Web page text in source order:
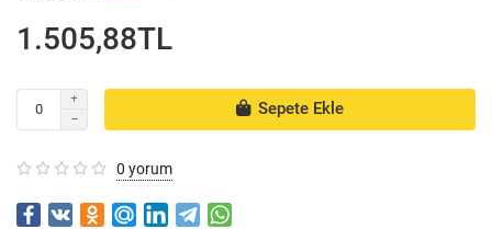
1.505,88TL
Sepete Ekle
0 yorum